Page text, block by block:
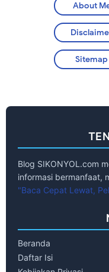
About
Sitemap
Blog SIKONYOL.com
informasi bermanfaat,
"Baca Cepat Lewat,
Beranda
Daftar Isi